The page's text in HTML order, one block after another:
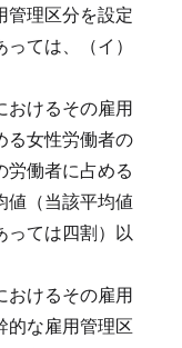
管理区分を設定
ては、（イ）
おけるその雇用
る女性労働者の
労働者に占める
値（当該平均値
っては四割）以
おけるその雇用
的な雇用管理区